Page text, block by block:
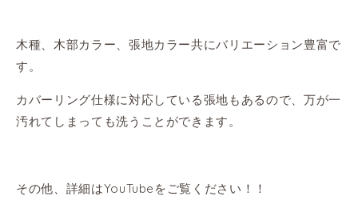
木種、木部カラー、張地カラー共にバリエーション豊富で
す。
カバーリング仕様に対応している張地もあるので、万が一
汚れてしまっても洗うことができます。
その他、詳細はYouTubeをご覧ください！！